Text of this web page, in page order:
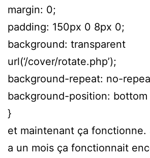
margin: 0;
padding: 150px 0 8px 0;
background: transparent
url(‘/cover/rotate.php’);
background-repeat: no-
background-position:
}
et maintenant ça fonctionne.
a un mois ça fonctionnait